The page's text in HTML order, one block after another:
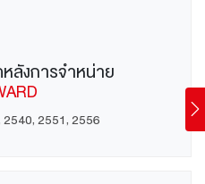
ลังการจำหน่าย
2551, 2556